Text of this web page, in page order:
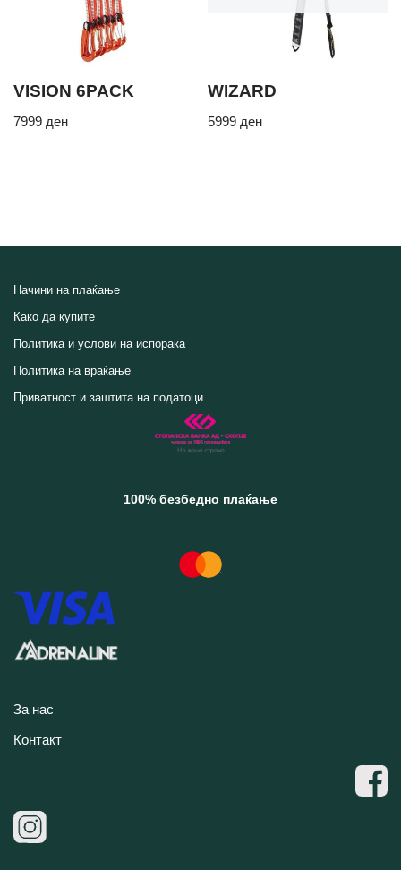
VISION 6PACK
7999 ден
WIZARD
5999 ден
Начини на плаќање
Како да купите
Политика и услови на испорака
Политика на враќање
Приватност и заштита на податоци
100% безбедно плаќање
За нас
Контакт